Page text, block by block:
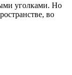
уголками. Но
во